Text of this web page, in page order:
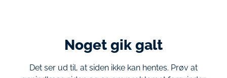
Noget gik galt
Det ser ud til, at siden ikke kan hentes. Prøv at